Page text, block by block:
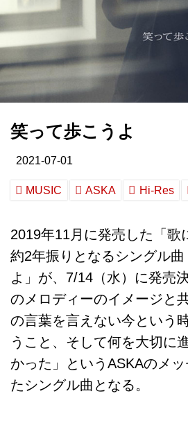
笑って歩こうよ
2021-07-01
MUSIC ASKA Hi-Res
2019年11月に発売した「歌
約2年振りとなるシングル曲
よ」が、7/14（水）に発売
のメロディーのイメージと
の言葉を言えない今という
うこと、そして何を大切に
かった」というASKAのメ
たシングル曲となる。